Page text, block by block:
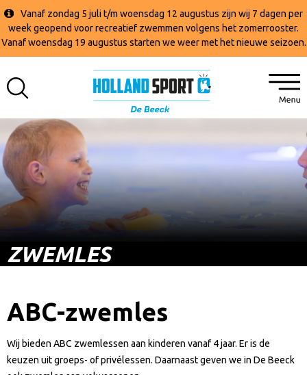
Vanaf zondag 5 juli t/m woensdag 12 augustus zijn wij 7 dagen per
week geopend voor recreatief zwemmen volgens het zomerrooster.
Vanaf woensdag 19 augustus starten we weer met het nieuwe seizoen.
ZWEMLES
ABC-zwemles
Wij bieden ABC zwemlessen aan kinderen vanaf 4 jaar. Er is de
keuzen uit groeps- of privélessen. Daarnaast geven we in De Beeck